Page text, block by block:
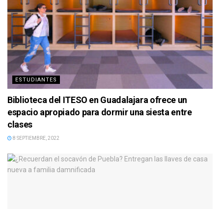
ESTUDIANTES
Biblioteca del ITESO en Guadalajara ofrece un
espacio apropiado para dormir una siesta entre
clases
8 SEPTIEMBRE, 2022